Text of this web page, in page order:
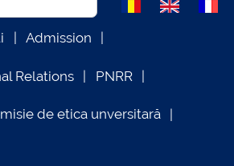
Admission
Relations PNRR
de etica unversitară